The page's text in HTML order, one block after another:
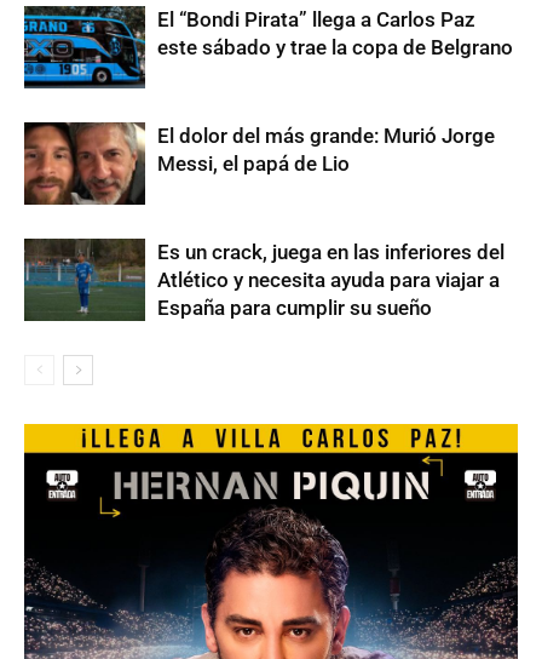
El “Bondi Pirata” llega a Carlos Paz
este sábado y trae la copa de Belgrano
El dolor del más grande: Murió Jorge
Messi, el papá de Lio
Es un crack, juega en las inferiores del
Atlético y necesita ayuda para viajar a
España para cumplir su sueño